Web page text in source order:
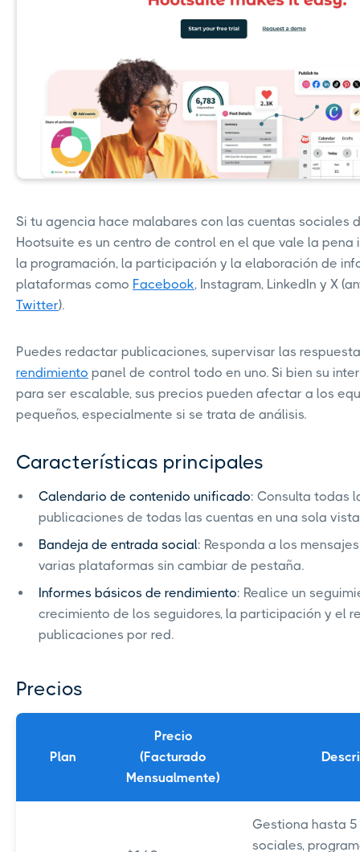
Si tu agencia hace malabares con las cuentas sociales
Hootsuite es un centro de control en el que vale la pena
la programación, la participación y la elaboración de
plataformas como Facebook, Instagram, LinkedIn y X
Twitter).
Puedes redactar publicaciones, supervisar las
rendimiento panel de control todo en uno. Si bien su
para ser escalable, sus precios pueden afectar a los
pequeños, especialmente si se trata de análisis.
Características principales
Calendario de contenido unificado: Consulta todas
publicaciones de todas las cuentas en una sola
Bandeja de entrada social: Responda a los
varias plataformas sin cambiar de pestaña.
Informes básicos de rendimiento: Realice un
crecimiento de los seguidores, la participación y el
publicaciones por red.
Precios
Plan
Precio
(Facturado
Mensualmente)
Gestiona hasta
sociales,